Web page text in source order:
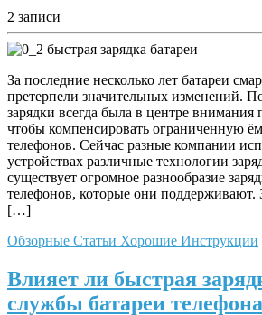
2 записи
За последние несколько лет батареи
претерпели значительных изменений.
зарядки всегда была в центре внимания
чтобы компенсировать ограниченную
телефонов. Сейчас разные компании
устройствах различные технологии
существует огромное разнообразие
телефонов, которые они поддерживают.
[…]
Обзорные Статьи Хорошие Инструкции
Влияет ли быстрая
службы батареи